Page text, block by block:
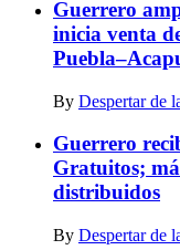
Guerrero
inicia venta
By Despertar de
Guerrero
Gratuitos;
distribuidos
By Despertar de